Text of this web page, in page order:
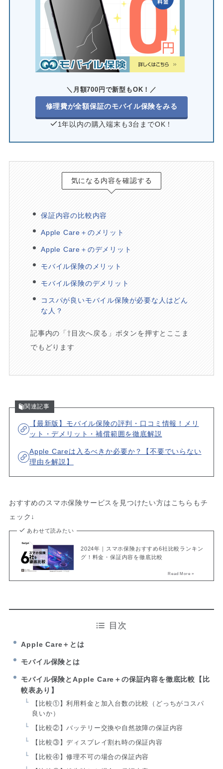
＼月額700円で新型もOK！／
修理費が全額保証のモバイル保険をみる
1年以内の購入端末も3台までOK！
気になる内容を確認する
保証内容の比較内容
Apple Care＋のメリット
Apple Care＋のデメリット
モバイル保険のメリット
モバイル保険のデメリット
コスパが良いモバイル保険が必要な人はどん
な人？
記事内の「⇧目次へ戻る」ボタンを押すとここま
でもどります
関連記事
【最新版】モバイル保険の評判・口コミ情報！メリ
ット・デメリット・補償範囲を徹底解説
Apple Careは入るべきか必要か？【不要でいらない
理由を解説】
おすすめのスマホ保険サービスを見つけたい方はこちらもチ
ェック↓
あわせて読みたい
2024年｜スマホ保険おすすめ6社比較ランキン
グ！料金・保証内容を徹底比較
目次
Apple Care＋とは
モバイル保険とは
モバイル保険とApple Care＋の保証内容を徹底比較【比
較表あり】
【比較①】利用料金と加入台数の比較（どっちがコスパ
良いか）
【比較②】バッテリー交換や自然故障の保証内容
【比較③】ディスプレイ割れ時の保証内容
【比較④】修理不可の場合の保証内容